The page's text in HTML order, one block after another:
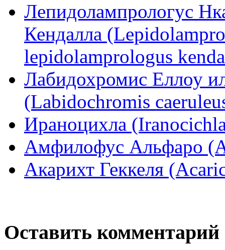
Лепидолампрологус
Кендалла
lepidolamprologus
Лабидохромис Еллоу
(Labidochromis
Ираноцихла
Амфилофус Альфаро
Акарихт Геккеля
Оставить комментарий